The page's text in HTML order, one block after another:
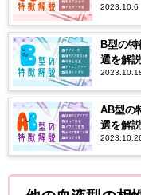
2023.10.6
B型の
選を解
AB型の
選を解